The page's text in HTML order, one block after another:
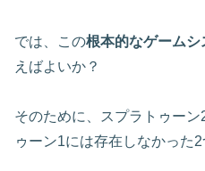
では、この根本的なゲームシ
えばよいか？
そのために、スプラトゥー
ゥーン1には存在しなかった